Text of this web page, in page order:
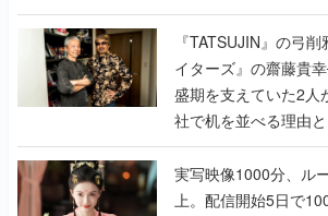
で作り込まれた理由
く
『TATSUJIN』の弓
イターズ』の齋藤貴
盛期を支えていた2人
社で机を並べる理由
『TATSUJIN
んだレジェンド2人に
実写映像1000分、ル
上。配信開始5日で